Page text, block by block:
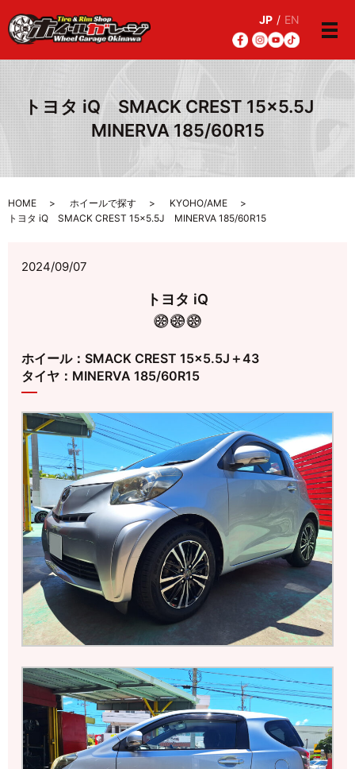
JP / EN
メ
トヨタ iQ SMACK CREST 15×5.5J
MINERVA 185/60R15
HOME ホイールで探す
KYOHO/AME
トヨタ iQ SMACK CREST 15×5.5J MINERVA 185/60R15
2024/09/07
トヨタ iQ
ホイール：SMACK CREST 15×5.5J＋43
タイヤ：MINERVA 185/60R15